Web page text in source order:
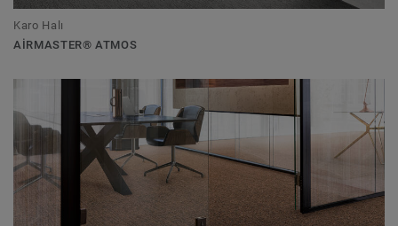
Karo Halı
AIRMASTER® ATMOS